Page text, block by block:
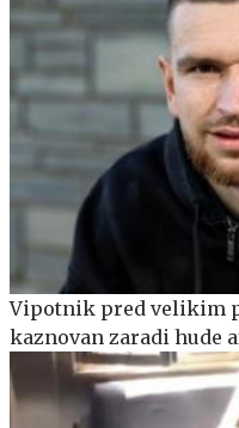
Vipotnik pred velikim
kaznovan zaradi hude